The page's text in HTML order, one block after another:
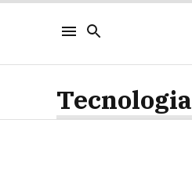
Tecnologia